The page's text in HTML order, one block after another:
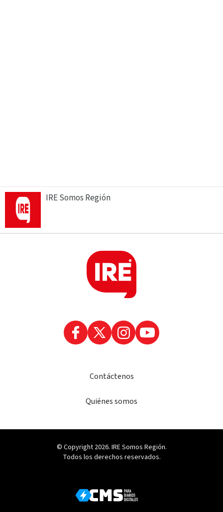
IRE Somos Región
Contáctenos
Quiénes somos
© Copyright 2026. IRE Somos Región.
Todos los derechos reservados.